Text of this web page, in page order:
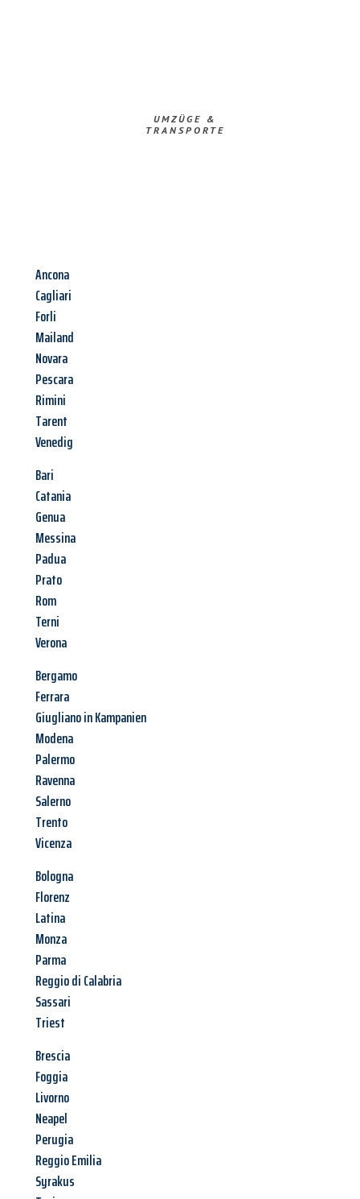
UMZÜGE &
TRANSPORTE
Ancona
Cagliari
Forli
Mailand
Novara
Pescara
Rimini
Tarent
Venedig
Bari
Catania
Genua
Messina
Padua
Prato
Rom
Terni
Verona
Bergamo
Ferrara
Giugliano in Kampanien
Modena
Palermo
Ravenna
Salerno
Trento
Vicenza
Bologna
Florenz
Latina
Monza
Parma
Reggio di Calabria
Sassari
Triest
Brescia
Foggia
Livorno
Neapel
Perugia
Reggio Emilia
Syrakus